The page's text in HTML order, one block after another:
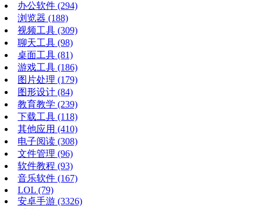
办公软件 (294)
浏览器 (188)
视频工具 (309)
聊天工具 (98)
桌面工具 (81)
游戏工具 (186)
图片处理 (179)
图形设计 (84)
教育教学 (239)
下载工具 (118)
其他应用 (410)
电子阅读 (308)
文件管理 (96)
软件教程 (93)
音乐软件 (167)
LOL (79)
安卓手游 (3326)